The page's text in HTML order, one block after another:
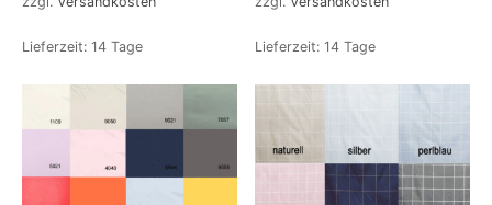
Lieferzeit: 14 Tage Lieferzeit: 14 Tage